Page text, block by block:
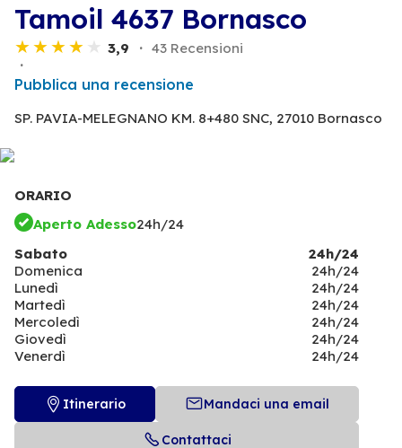
Tamoil 4637 Bornasco
3,9 43 Recensioni
Pubblica una recensione
SP. PAVIA-MELEGNANO KM. 8+480 SNC, 27010 Bornasco
ORARIO
Aperto Adesso24h/24
Sabato
24h/24
Domenica
24h/24
Lunedì
24h/24
Martedì
24h/24
Mercoledì
24h/24
Giovedì
24h/24
Venerdì
24h/24
Itinerario Mandaci una email
Contattaci